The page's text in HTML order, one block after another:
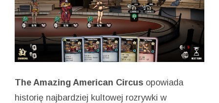
The Amazing American Circus opowiada
historię najbardziej kultowej rozrywki w